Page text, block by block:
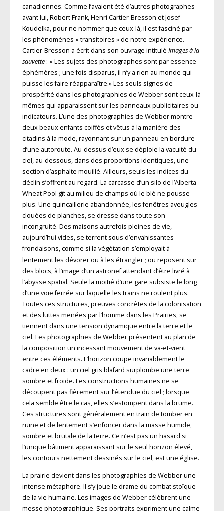
canadiennes. Comme l’avaient été d’autres photographes
avant lui, Robert Frank, Henri Cartier-Bresson et Josef
Koudelka, pour ne nommer que ceux-là, il est fasciné par
les phénomènes « transitoires » de notre expérience.
Cartier-Bresson a écrit dans son ouvrage intitulé Images à la
sauvette: « Les sujets des photographes sont par essence
éphémères ; une fois disparus, il n’y a rien au monde qui
puisse les faire réapparaître.» Les seuls signes de
prospérité dans les photographies de Webber sont ceux-là
mêmes qui apparaissent sur les panneaux publicitaires ou
indicateurs. L’une des photographies de Webber montre
deux beaux enfants coiffés et vêtus à la manière des
citadins à la mode, rayonnant sur un panneau en bordure
d’une autoroute. Au-dessus d’eux se déploie la vacuité du
ciel, au-dessous, dans des proportions identiques, une
section d’asphalte mouillé. Ailleurs, seuls les indices du
déclin s’offrent au regard. La carcasse d’un silo de l’Alberta
Wheat Pool gît au milieu de champs où le blé ne pousse
plus. Une quincaillerie abandonnée, les fenêtres aveugles
clouées de planches, se dresse dans toute son
incongruité. Des maisons autrefois pleines de vie,
aujourd’hui vides, se terrent sous d’envahissantes
frondaisons, comme si la végétation s’employait à
lentement les dévorer ou à les étrangler ; ou reposent sur
des blocs, à l’image d’un astronef attendant d’être livré à
l’abysse spatial. Seule la moitié d’une gare subsiste le long
d’une voie ferrée sur laquelle les trains ne roulent plus.
Toutes ces structures, preuves concrètes de la colonisation
et des luttes menées par l’homme dans les Prairies, se
tiennent dans une tension dynamique entre la terre et le
ciel. Les photographies de Webber présentent au plan de
la composition un incessant mouvement de va-et-vient
entre ces éléments. L’horizon coupe invariablement le
cadre en deux : un ciel gris blafard surplombe une terre
sombre et froide. Les constructions humaines ne se
découpent pas fièrement sur l’étendue du ciel ; lorsque
cela semble être le cas, elles s’estompent dans la brume.
Ces structures sont généralement en train de tomber en
ruine et de lentement s’enfoncer dans la masse humide,
sombre et brutale de la terre. Ce n’est pas un hasard si
l’unique bâtiment apparaissant sur le seul horizon élevé,
les contours nettement dessinés sur le ciel, est une église.
La prairie devient dans les photographies de Webber une
intense métaphore. Il s’y joue le drame du combat stoïque
de la vie humaine. Les images de Webber célèbrent une
messe photographique. Ses portraits expriment une calme